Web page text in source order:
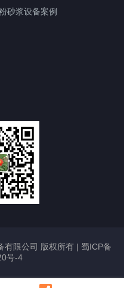
2225
产线设备案例
砂浆设备案例
有限公司 版权所有 | 蜀ICP备
号-4